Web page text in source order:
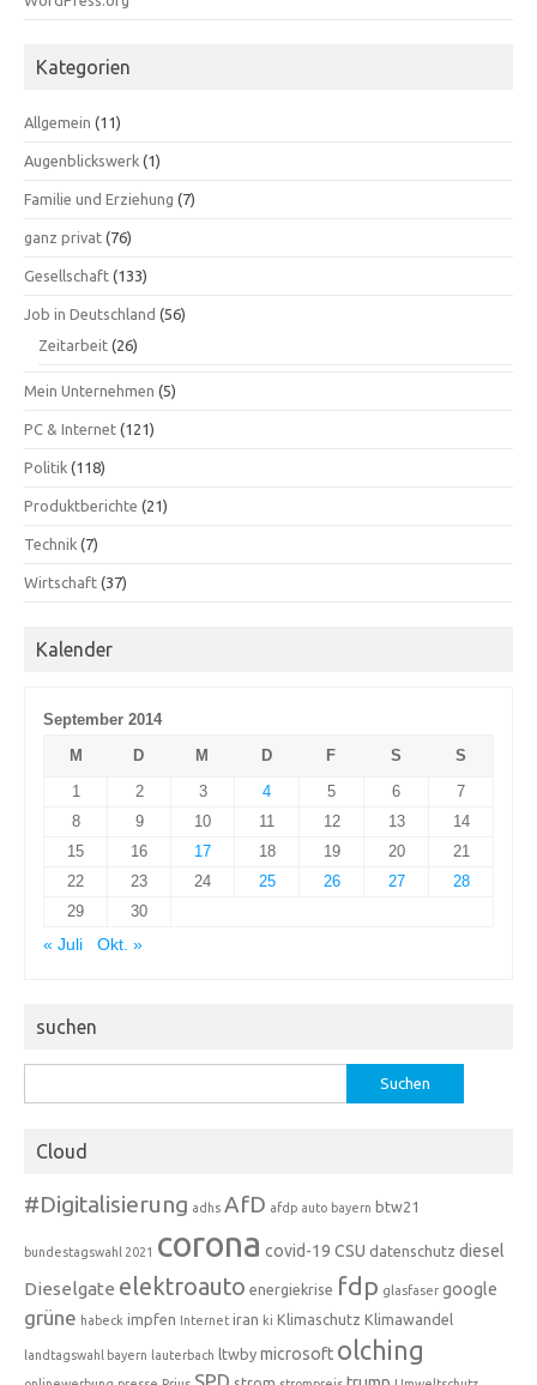
Kategorien
Allgemein (11)
Augenblickswerk (1)
Familie und Erziehung (7)
ganz privat (76)
Gesellschaft (133)
Job in Deutschland (56)
Zeitarbeit (26)
Mein Unternehmen (5)
PC & Internet (121)
Politik (118)
Produktberichte (21)
Technik (7)
Wirtschaft (37)
Kalender
September 2014
M
D M D F S
S
1
2 3 4 5 6
7
8
9 10 11 12 13
14
15
16 17 18 19 20
21
22
23 24 25 26 27
28
29
30
« Juli
Okt. »
suchen
nach:
Cloud
#Digitalisierung adhs AfD afdp auto bayern btw21
bundestagswahl 2021 corona covid-19 CSU datenschutz diesel
Dieselgate elektroauto energiekrise fdp glasfaser google
grüne habeck impfen Internet iran ki Klimaschutz Klimawandel
landtagswahl bayern lauterbach ltwby microsoft olching